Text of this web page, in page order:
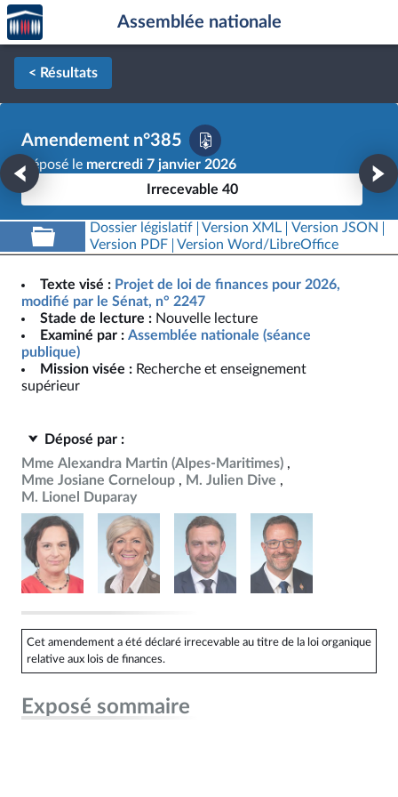
Aller au contenu
Aller en bas de la page
Accèder
à la
page
d'accueil
Assemblée nationale
< Résultats
Amendement n°385
Déposé le mercredi 7 janvier 2026
Irrecevable 40
Dossier législatif Version XML
Version JSON
Version PDF
Version Word/LibreOffice
Texte visé : Projet de loi de finances pour 2026,
modifié par le Sénat, n° 2247
Stade de lecture : Nouvelle lecture
Examiné par : Assemblée nationale (séance
publique)
Mission visée : Recherche et enseignement
supérieur
Déposé par :
Mme Alexandra Martin (Alpes-Maritimes)
Mme Josiane Corneloup
M. Julien Dive
M. Lionel Duparay
Cet amendement a été déclaré irrecevable au titre de la loi organique
relative aux lois de finances.
Exposé sommaire